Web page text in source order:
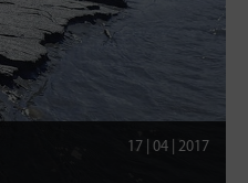
17 | 04 | 2017